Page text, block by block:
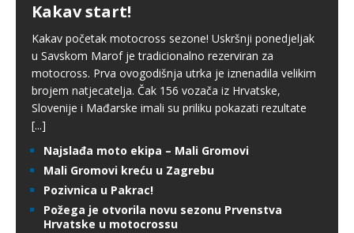
Kakav start!
Kakav početak motocross sezone! Uskršnji ponedjeljak
u Savskom Marof je tradicionalno rezerviran za
motocross. Prva ovogodišnja utrka je iznenadila velikim
brojem natjecatelja. Čak 156 vozača iz Hrvatske,
Slovenije i Mađarske imali su priliku pokazati rezultate
[...]
Najslađa moto ekipa – Mali Gromovi
Mali Gromovi kreću u Zagrebu
Pozivnica u Pakrac!
Požega je otvorila novu sezonu Prvenstva
Hrvatske u motocrossu